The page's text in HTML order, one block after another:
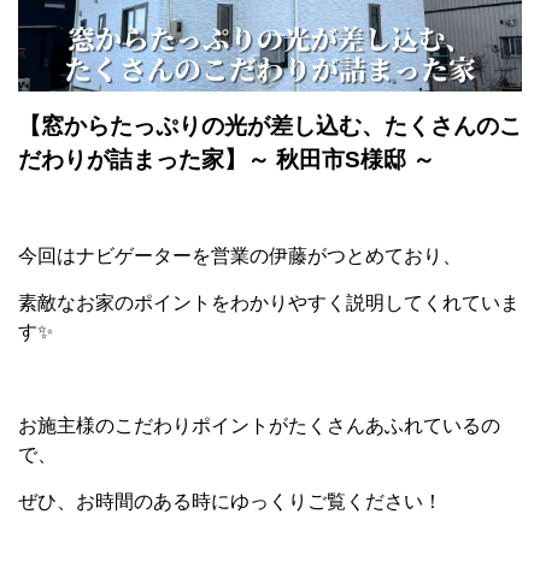
【窓からたっぷりの光が差し込む、たくさんのこ
だわりが詰まった家】～ 秋田市S様邸 ～
今回はナビゲーターを営業の伊藤がつとめており、
素敵なお家のポイントをわかりやすく説明してくれていま
す✨
お施主様のこだわりポイントがたくさんあふれているの
で、
ぜひ、お時間のある時にゆっくりご覧ください！